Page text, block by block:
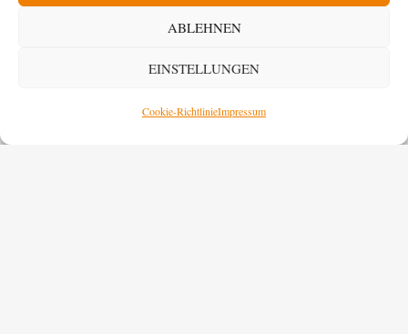
ABLEHNEN
EINSTELLUNGEN
Cookie-RichtlinieImpressum
Dienstag & Donnerstag 10:00 – 17:00 Uhr
Kleiderkammer & Lebensmittelausgabe